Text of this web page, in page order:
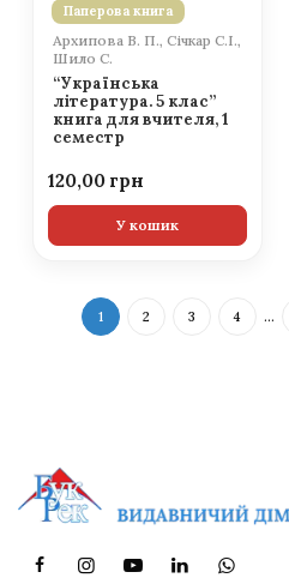
Паперова книга
Архипова В. П., Січкар С.І.,
Шило С.
“Українська
література. 5 клас”
книга для вчителя, 1
семестр
120,00
У кошик
1 2 3 4 …